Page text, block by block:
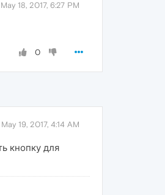
May 18, 2017, 6:27 PM
0
May 19, 2017, 4:14 AM
кнопку для